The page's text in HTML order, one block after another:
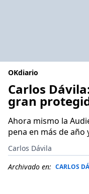
OKdiario
Carlos
gran
Ahora mismo la
pena en más de año
Carlos Dávila
Archivado en: CARLOS